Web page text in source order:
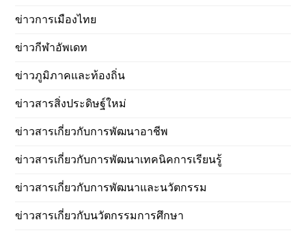
ข่าวการเมืองไทย
ข่าวกีฬาอัพเดท
ข่าวภูมิภาคและท้องถิ่น
ข่าวสารสิ่งประดิษฐ์ใหม่
ข่าวสารเกี่ยวกับการพัฒนาอาชีพ
ข่าวสารเกี่ยวกับการพัฒนาเทคนิคการเรียนรู้
ข่าวสารเกี่ยวกับการพัฒนาและนวัตกรรม
ข่าวสารเกี่ยวกับนวัตกรรมการศึกษา